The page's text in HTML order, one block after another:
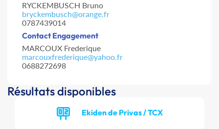
RYCKEMBUSCH Bruno
bryckembusch@orange.fr
0787439014
Contact Engagement
MARCOUX Frederique
marcouxfrederique@yahoo.fr
0688272698
Résultats disponibles
Ekiden de Privas / TCX